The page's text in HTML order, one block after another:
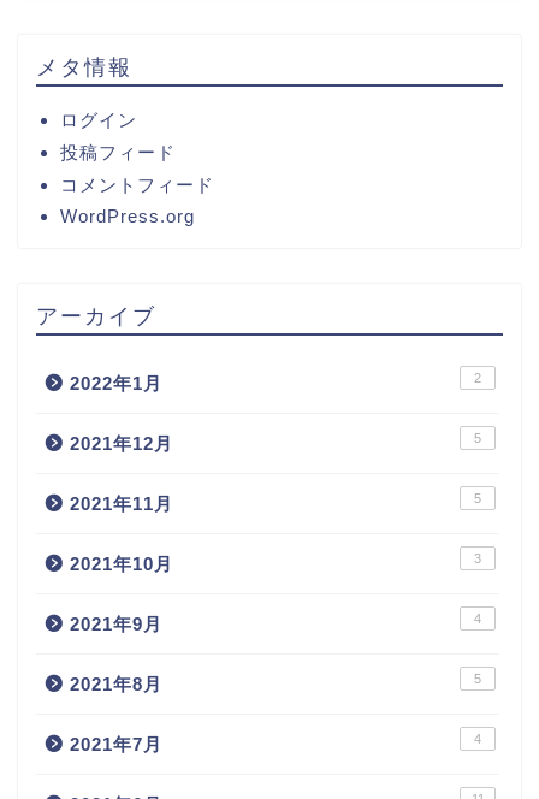
メタ情報
ログイン
投稿フィード
コメントフィード
WordPress.org
アーカイブ
2022年1月 2
2021年12月 5
2021年11月 5
2021年10月 3
2021年9月 4
2021年8月 5
2021年7月 4